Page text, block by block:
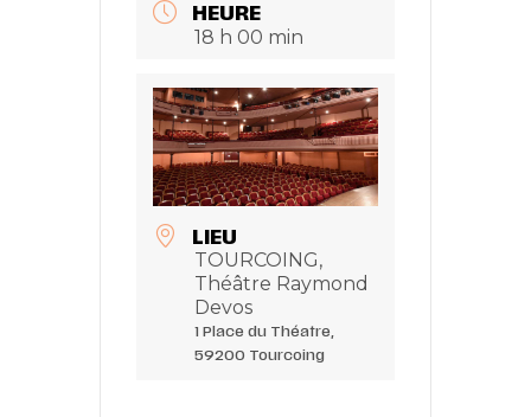
HEURE
18 h 00 min
LIEU
TOURCOING,
Théâtre Raymond
Devos
1 Place du Théatre,
59200 Tourcoing